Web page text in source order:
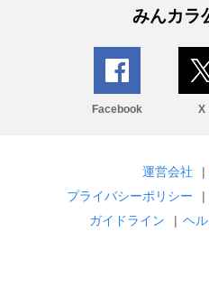
みんカラ
Facebook X
運営会社 |
プライバシーポリシー
|
ガイドライン
| ヘ